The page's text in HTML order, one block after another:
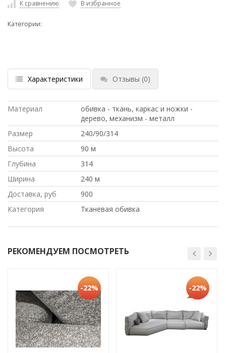
К сравнению В избранное
Категории:
Характеристики Отзывы (0)
Материал
обивка - ткань, каркас и ножки -
дерево, механизм - металл
Размер
240/90/314
Высота
90 м
Глубина
314
Ширина
240 м
Доставка, руб
900
Категория
Тканевая обивка
РЕКОМЕНДУЕМ ПОСМОТРЕТЬ
-22% -22%